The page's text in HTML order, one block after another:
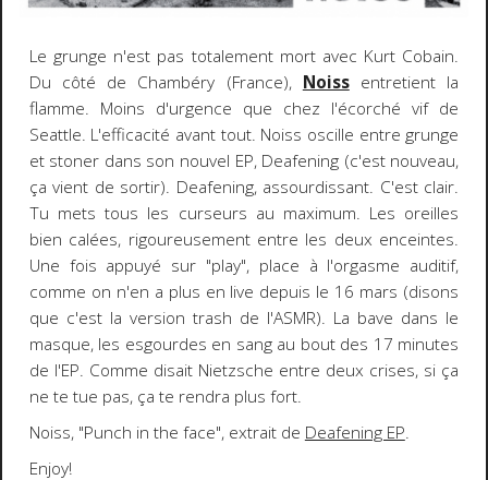
Le grunge n'est pas totalement mort avec Kurt Cobain.
Du côté de Chambéry (France), Noiss entretient la
flamme. Moins d'urgence que chez l'écorché vif de
Seattle. L'efficacité avant tout. Noiss oscille entre grunge
et stoner dans son nouvel EP, Deafening (c'est nouveau,
ça vient de sortir). Deafening, assourdissant. C'est clair.
Tu mets tous les curseurs au maximum. Les oreilles
bien calées, rigoureusement entre les deux enceintes.
Une fois appuyé sur "play", place à l'orgasme auditif,
comme on n'en a plus en live depuis le 16 mars (disons
que c'est la version trash de l'ASMR). La bave dans le
masque, les esgourdes en sang au bout des 17 minutes
de l'EP. Comme disait Nietzsche entre deux crises, si ça
ne te tue pas, ça te rendra plus fort.
Noiss, "Punch in the face", extrait de Deafening EP.
Enjoy!